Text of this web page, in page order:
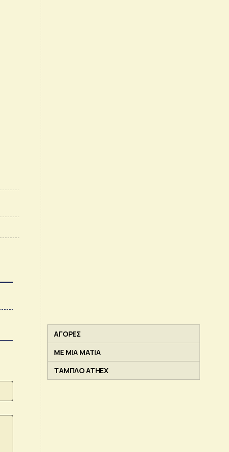
ΑΓΟΡΕΣ
ΜΕ ΜΙΑ ΜΑΤΙΑ
ΤΑΜΠΛΟ ATHEX